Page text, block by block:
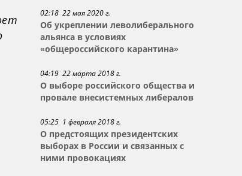
02:18 22 мая 2020 г.
Об укреплении леволиберального
альянса в условиях
«общероссийского карантина»
04:19 22 марта 2018 г.
О выборе российского общества и
провале внесистемных либералов
05:25 1 февраля 2018 г.
О предстоящих президентских
выборах в России и связанных с
ними провокациях